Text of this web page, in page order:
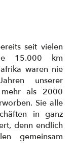
seit vielen
15.000 km
waren nie
unserer
mehr als 2000
Sie alle
in ganz
denn endlich
gemeinsam